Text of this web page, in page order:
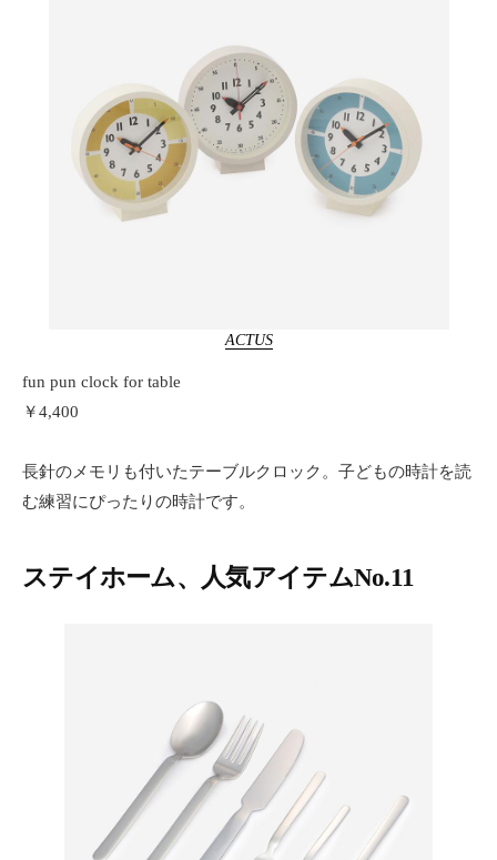
ACTUS
fun pun clock for table
￥4,400
長針のメモリも付いたテーブルクロック。子どもの時計を読
む練習にぴったりの時計です。
ステイホーム、人気アイテムNo.11